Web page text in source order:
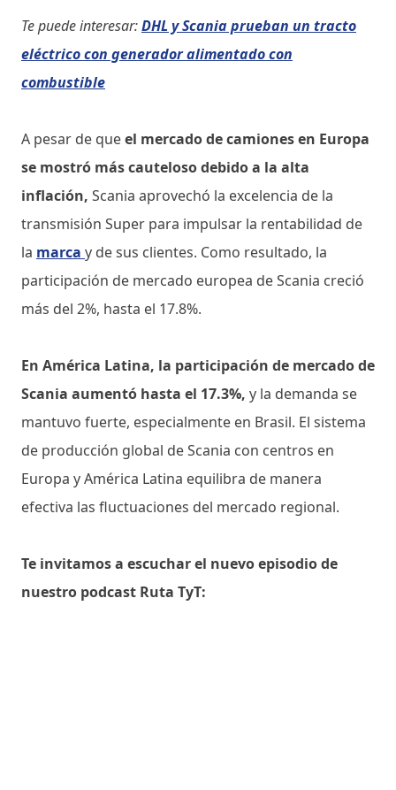
Te puede interesar:DHL y Scania prueban un tracto
eléctrico con generador alimentado con
combustible
A pesar de queel mercado de camiones en Europa
se mostró más cauteloso debido a la alta
inflación, Scania aprovechó la excelencia de la
transmisión Super para impulsar la rentabilidad de
la marca y de sus clientes. Como resultado, la
participación de mercado europea de Scania creció
más del 2%, hasta el 17.8%.
En América Latina, la participación de mercado de
Scania aumentó hasta el 17.3%, y la demanda se
mantuvo fuerte, especialmente en Brasil. El sistema
de producción global de Scania con centros en
Europa y América Latina equilibra de manera
efectiva las fluctuaciones del mercado regional.
Te invitamos a escuchar el nuevo episodio de
nuestro podcast Ruta TyT: